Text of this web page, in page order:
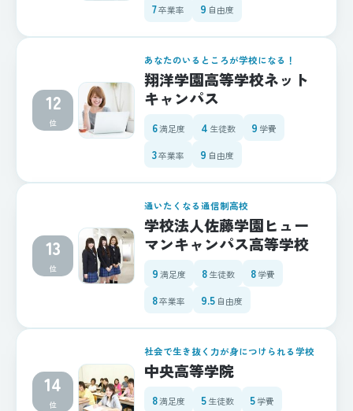
7卒業率 9 自由度
12
位
あなたのいるところが学校になる！
翔洋学園高等学校ネット
キャンパス
6満足度 4 生徒数 9 学費
3卒業率 9 自由度
13
位
通いたくなる通信制高校
学校法人佐藤学園ヒュー
マンキャンパス高等学校
9満足度 8生徒数 8学費
8卒業率 9.5 自由度
14
位
社会で生き抜く力が身につけられる学校
中央高等学院
8満足度 5生徒数 5学費